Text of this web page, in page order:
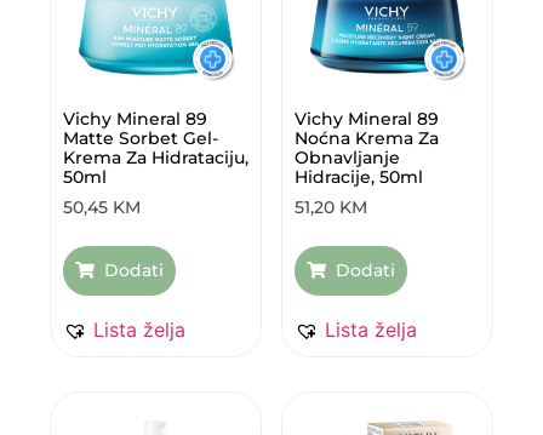
Vichy Mineral 89
Matte Sorbet Gel-
Krema Za Hidrataciju,
50ml
50,45 KM
Dodati
Lista želja
Vichy Mineral 89
Noćna Krema Za
Obnavljanje
Hidracije, 50ml
51,20 KM
Dodati
Lista želja